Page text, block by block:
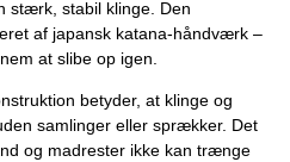
stærk, stabil klinge. Den
af japansk katana-håndværk –
at slibe op igen.
betyder, at klinge og
samlinger eller sprækker. Det
og madrester ikke kan trænge